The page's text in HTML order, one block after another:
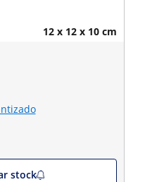
12 x 12 x 10 cm
stock